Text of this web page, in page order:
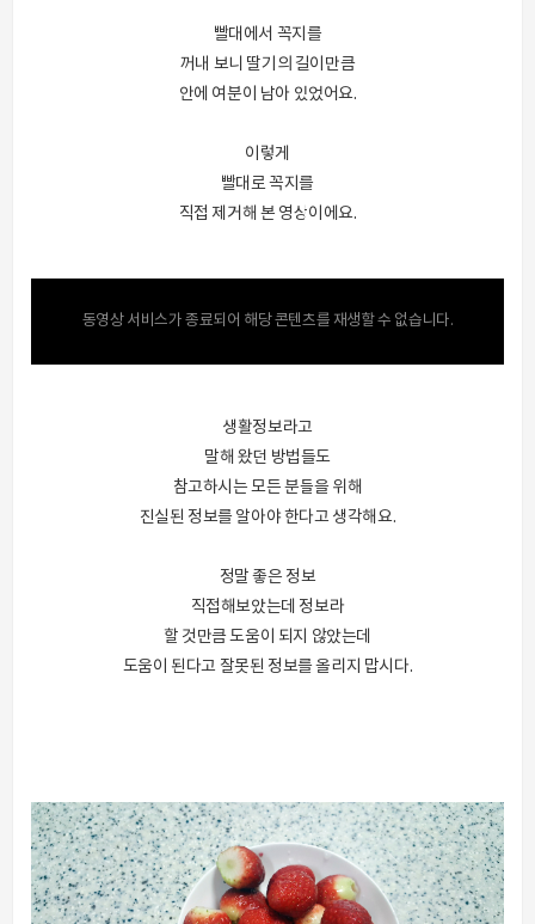
빨대에서 꼭지를
꺼내 보니 딸기의 길이만큼
안에 여분이 남아 있었어요.
이렇게
빨대로 꼭지를
직접 제거해 본 영상이에요.
동영상 서비스가 종료되어 해당 콘텐츠를 재생할 수 없습니다.
생활정보라고
말해 왔던 방법들도
참고하시는 모든 분들을 위해
진실된 정보를 알아야 한다고 생각해요.
정말 좋은 정보
직접해보았는데 정보라
할 것만큼 도움이 되지 않았는데
도움이 된다고 잘못된 정보를 올리지 맙시다.